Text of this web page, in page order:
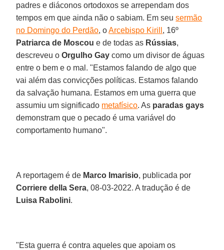
padres e diáconos ortodoxos se arrependam dos
tempos em que ainda não o sabiam. Em seusermão
no Domingo do Perdão, oArcebispo Kirill , 16º
Patriarca de Moscou e de todas as Rússias,
descreveu oOrgulho Gay como um divisor de águas
entre o bem e o mal. "Estamos falando de algo que
vai além das convicções políticas. Estamos falando
da salvação humana. Estamos em uma guerra que
assumiu um significado metafísico. As paradas gays
demonstram que o pecado é uma variável do
comportamento humano".
A reportagem é de Marco Imarisio, publicada por
Corriere della Sera, 08-03-2022. A tradução é de
Luisa Rabolini.
"Esta guerra é contra aqueles que apoiam os